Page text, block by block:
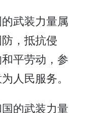
武装力量属
，抵抗侵
平劳动，参
人民服务。
的武装力量